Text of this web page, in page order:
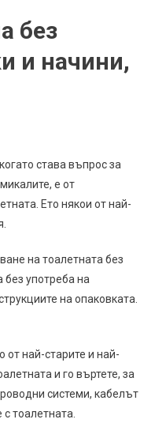
без
и начини,
става въпрос за
е от
Ето някои от най-
на тоалетната без
употреба на
на опаковката.
от най-старите и най-
и го въртете, за
системи, кабелът
тоалетната.